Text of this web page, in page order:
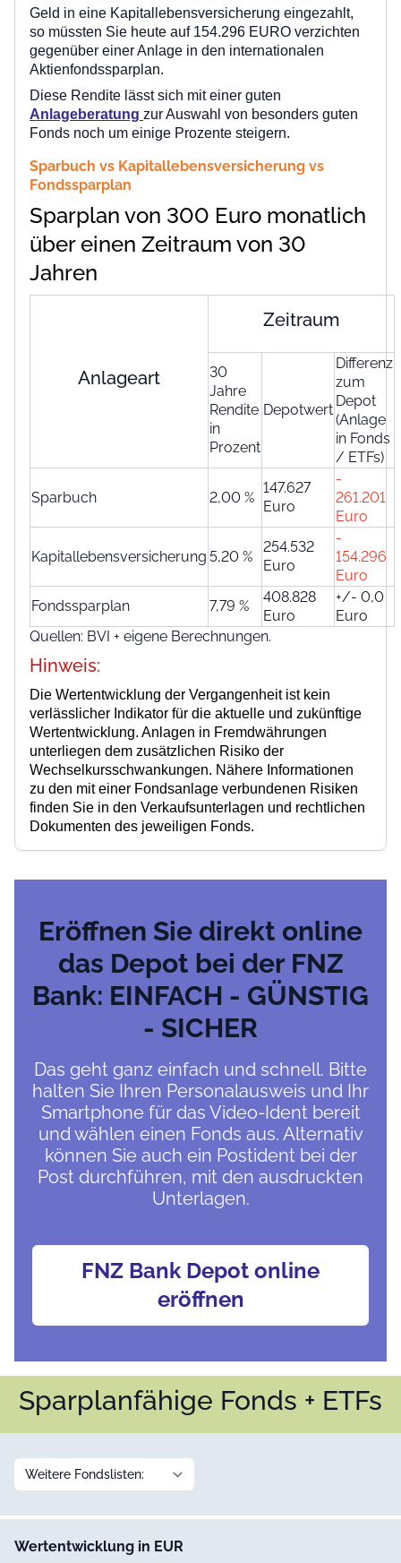
Geld in eine Kapitallebensversicherung eingezahlt,
so müssten Sie heute auf 154.296 EURO verzichten
gegenüber einer Anlage in den internationalen
Aktienfondssparplan.
Diese Rendite lässt sich mit einer guten
Anlageberatung zur Auswahl von besonders guten
Fonds noch um einige Prozente steigern.
Sparbuch vs Kapitallebensversicherung vs
Fondssparplan
Sparplan von 300 Euro monatlich
über einen Zeitraum von 30
Jahren
Anlageart
Zeitraum
30
Jahre
Rendite
in
Prozent
Depotwert
Differenz
zum
Depot
(Anlage
in Fonds
/ ETFs)
Sparbuch 2,00 %
147.627
Euro
-
261.201
Euro
Kapitallebensversicherung 5,20 %
254.532
Euro
-
154.296
Euro
Fondssparplan
7,79 %
408.828
Euro
+/- 0,0
Euro
Quellen: BVI + eigene Berechnungen.
Hinweis:
Die Wertentwicklung der Vergangenheit ist kein
verlässlicher Indikator für die aktuelle und zukünftige
Wertentwicklung. Anlagen in Fremdwährungen
unterliegen dem zusätzlichen Risiko der
Wechselkursschwankungen. Nähere Informationen
zu den mit einer Fondsanlage verbundenen Risiken
finden Sie in den Verkaufsunterlagen und rechtlichen
Dokumenten des jeweiligen Fonds.
Eröffnen Sie direkt online
das Depot bei der FNZ
Bank: EINFACH - GÜNSTIG
- SICHER
Das geht ganz einfach und schnell. Bitte
halten Sie Ihren Personalausweis und Ihr
Smartphone für das Video-Ident bereit
und wählen einen Fonds aus. Alternativ
können Sie auch ein Postident bei der
Post durchführen, mit den ausdruckten
Unterlagen.
FNZ Bank Depot online
eröffnen
Sparplanfähige Fonds + ETFs
Wertentwicklung in EUR